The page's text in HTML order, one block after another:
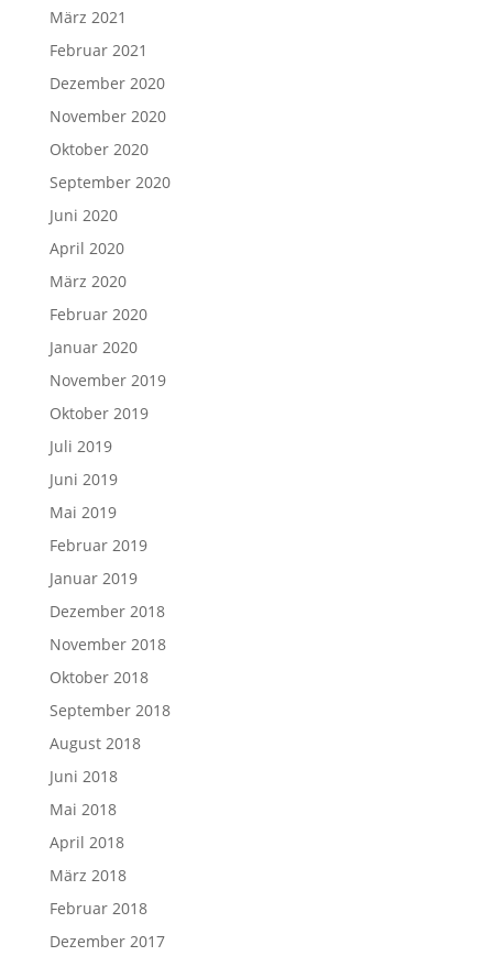
März 2021
Februar 2021
Dezember 2020
November 2020
Oktober 2020
September 2020
Juni 2020
April 2020
März 2020
Februar 2020
Januar 2020
November 2019
Oktober 2019
Juli 2019
Juni 2019
Mai 2019
Februar 2019
Januar 2019
Dezember 2018
November 2018
Oktober 2018
September 2018
August 2018
Juni 2018
Mai 2018
April 2018
März 2018
Februar 2018
Dezember 2017